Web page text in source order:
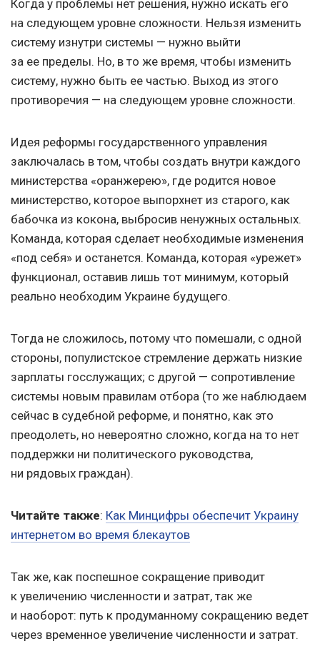
Когда у проблемы нет решения, нужно искать его
на следующем уровне сложности. Нельзя изменить
систему изнутри системы — нужно выйти
за ее пределы. Но, в то же время, чтобы изменить
систему, нужно быть ее частью. Выход из этого
противоречия — на следующем уровне сложности.
Идея реформы государственного управления
заключалась в том, чтобы создать внутри каждого
министерства «оранжерею», где родится новое
министерство, которое выпорхнет из старого, как
бабочка из кокона, выбросив ненужных остальных.
Команда, которая сделает необходимые изменения
«под себя» и останется. Команда, которая «урежет»
функционал, оставив лишь тот минимум, который
реально необходим Украине будущего.
Тогда не сложилось, потому что помешали, с одной
стороны, популистское стремление держать низкие
зарплаты госслужащих; с другой — сопротивление
системы новым правилам отбора (то же наблюдаем
сейчас в судебной реформе, и понятно, как это
преодолеть, но невероятно сложно, когда на то нет
поддержки ни политического руководства,
ни рядовых граждан).
Читайте также: Как Минцифры обеспечит Украину
интернетом во время блекаутов
Так же, как поспешное сокращение приводит
к увеличению численности и затрат, так же
и наоборот: путь к продуманному сокращению ведет
через временное увеличение численности и затрат.